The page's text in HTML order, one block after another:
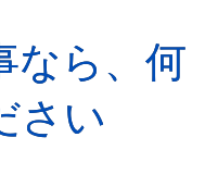
なら、何
さい